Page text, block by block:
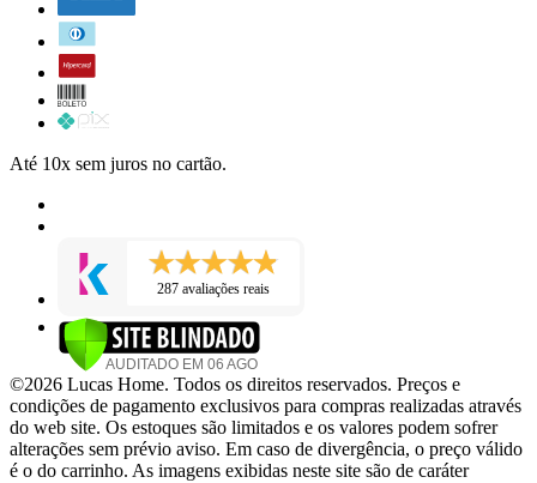
Até 10x sem juros no cartão.
287 avaliações reais
©2026 Lucas Home. Todos os direitos reservados. Preços e
condições de pagamento exclusivos para compras realizadas através
do web site. Os estoques são limitados e os valores podem sofrer
alterações sem prévio aviso. Em caso de divergência, o preço válido
é o do carrinho. As imagens exibidas neste site são de caráter